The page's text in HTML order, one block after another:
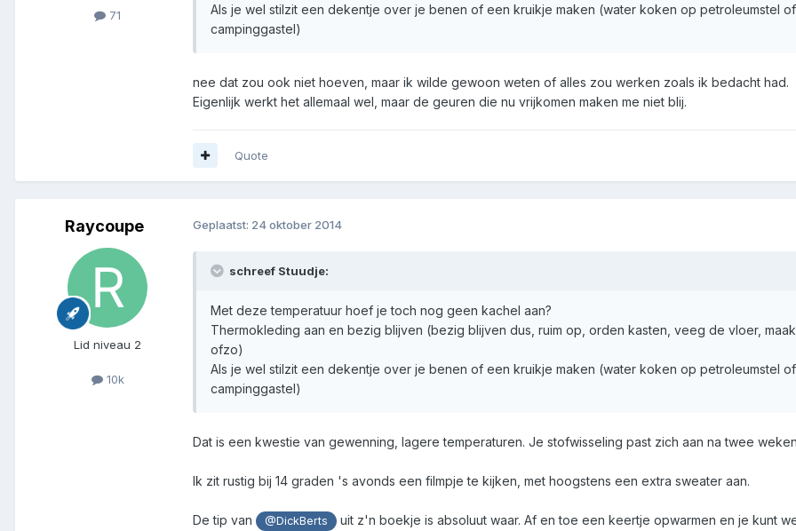
71
Als je wel stilzit een dekentje over je benen of een kruikje maken (water koken op petroleumstel of
campinggastel)
nee dat zou ook niet hoeven, maar ik wilde gewoon weten of alles zou werken zoals ik bedacht had.
Eigenlijk werkt het allemaal wel, maar de geuren die nu vrijkomen maken me niet blij.
Quote
Raycoupe
Lid niveau 2
10k
Geplaatst: 24 oktober 2014
schreef Stuudje:
Met deze temperatuur hoef je toch nog geen kachel aan?
Thermokleding aan en bezig blijven (bezig blijven dus, ruim op, orden kasten, veeg de vloer,
ofzo)
Als je wel stilzit een dekentje over je benen of een kruikje maken (water koken op petroleumstel of
campinggastel)
Dat is een kwestie van gewenning, lagere temperaturen. Je stofwisseling past zich aan na twee
Ik zit rustig bij 14 graden 's avonds een filmpje te kijken, met hoogstens een extra sweater aan.
De tip van @DickBerts uit z'n boekje is absoluut waar. Af en toe een keertje opwarmen en je kunt